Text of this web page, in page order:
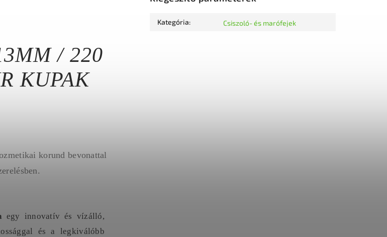
/ 220
KUPAK
korund bevonattal
egy innovatív és vízálló,
és a legkiválóbb
Kategória: Csiszoló- és marófejek